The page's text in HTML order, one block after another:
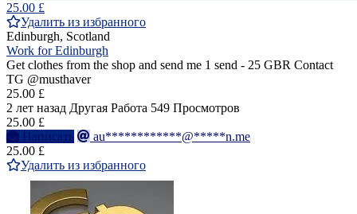
25.00 £
Удалить из избранного
Edinburgh, Scotland
Work for Edinburgh
Get clothes from the shop and send me 1 send - 25 GBR Contact
TG @musthaver
25.00 £
2 лет назад Другая Работа 549 Просмотров
25.00 £
Написать
au************@*****n.me
25.00 £
Удалить из избранного